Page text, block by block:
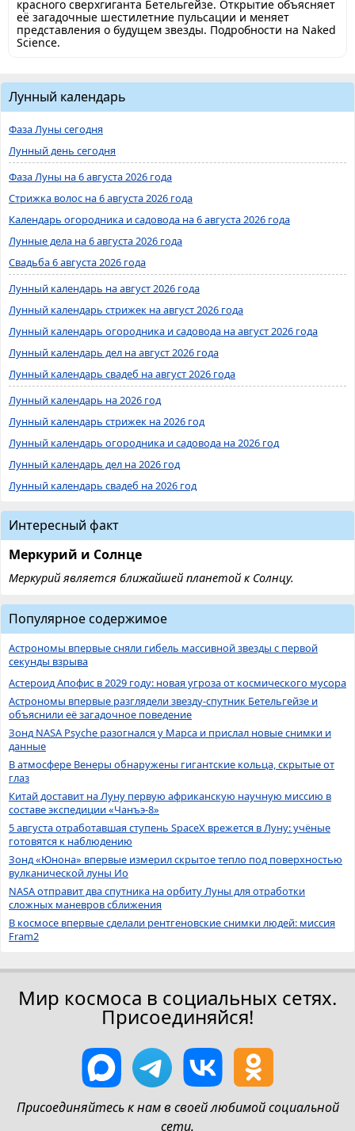
красного сверхгиганта Бетельгейзе. Открытие объясняет
её загадочные шестилетние пульсации и меняет
представления о будущем звезды. Подробности на Naked
Science.
Лунный календарь
Фаза Луны сегодня
Лунный день сегодня
Фаза Луны на 6 августа 2026 года
Стрижка волос на 6 августа 2026 года
Календарь огородника и садовода на 6 августа 2026 года
Лунные дела на 6 августа 2026 года
Свадьба 6 августа 2026 года
Лунный календарь на август 2026 года
Лунный календарь стрижек на август 2026 года
Лунный календарь огородника и садовода на август 2026 года
Лунный календарь дел на август 2026 года
Лунный календарь свадеб на август 2026 года
Лунный календарь на 2026 год
Лунный календарь стрижек на 2026 год
Лунный календарь огородника и садовода на 2026 год
Лунный календарь дел на 2026 год
Лунный календарь свадеб на 2026 год
Интересный факт
Меркурий и Солнце
Меркурий является ближайшей планетой к Солнцу.
Популярное содержимое
Астрономы впервые сняли гибель массивной звезды с первой
секунды взрыва
Астероид Апофис в 2029 году: новая угроза от космического мусора
Астрономы впервые разглядели звезду-спутник Бетельгейзе и
объяснили её загадочное поведение
Зонд NASA Psyche разогнался у Марса и прислал новые снимки и
данные
В атмосфере Венеры обнаружены гигантские кольца, скрытые от
глаз
Китай доставит на Луну первую африканскую научную миссию в
составе экспедиции «Чанъэ-8»
5 августа отработавшая ступень SpaceX врежется в Луну: учёные
готовятся к наблюдению
Зонд «Юнона» впервые измерил скрытое тепло под поверхностью
вулканической луны Ио
NASA отправит два спутника на орбиту Луны для отработки
сложных маневров сближения
В космосе впервые сделали рентгеновские снимки людей: миссия
Fram2
Мир космоса в социальных сетях.
Присоединяйся!
Присоединяйтесь к нам в своей любимой социальной
сети.